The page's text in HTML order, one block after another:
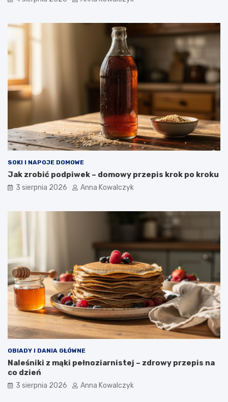
SOKI I NAPOJE DOMOWE
Jak zrobić podpiwek – domowy przepis krok po kroku
3 sierpnia 2026 Anna Kowalczyk
OBIADY I DANIA GŁÓWNE
Naleśniki z mąki pełnoziarnistej – zdrowy przepis na
co dzień
3 sierpnia 2026 Anna Kowalczyk